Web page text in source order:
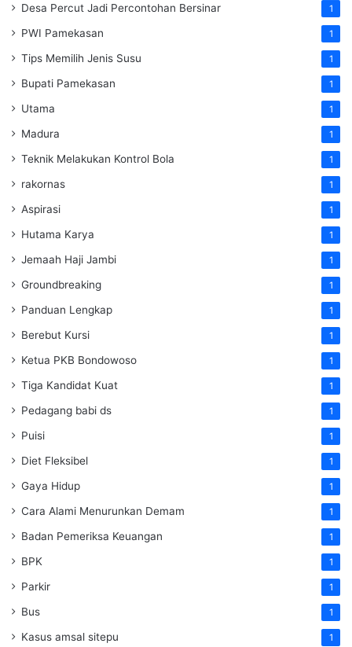
Desa Percut Jadi Percontohan Bersinar 1
PWI Pamekasan 1
Tips Memilih Jenis Susu 1
Bupati Pamekasan 1
Utama 1
Madura 1
Teknik Melakukan Kontrol Bola 1
rakornas 1
Aspirasi 1
Hutama Karya 1
Jemaah Haji Jambi 1
Groundbreaking 1
Panduan Lengkap 1
Berebut Kursi 1
Ketua PKB Bondowoso 1
Tiga Kandidat Kuat 1
Pedagang babi ds 1
Puisi 1
Diet Fleksibel 1
Gaya Hidup 1
Cara Alami Menurunkan Demam 1
Badan Pemeriksa Keuangan 1
BPK 1
Parkir 1
Bus 1
Kasus amsal sitepu 1